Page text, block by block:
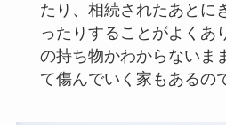
たり、相続されたあとに
ったりすることがよくあ
の持ち物かわからないま
て傷んでいく家もあるの